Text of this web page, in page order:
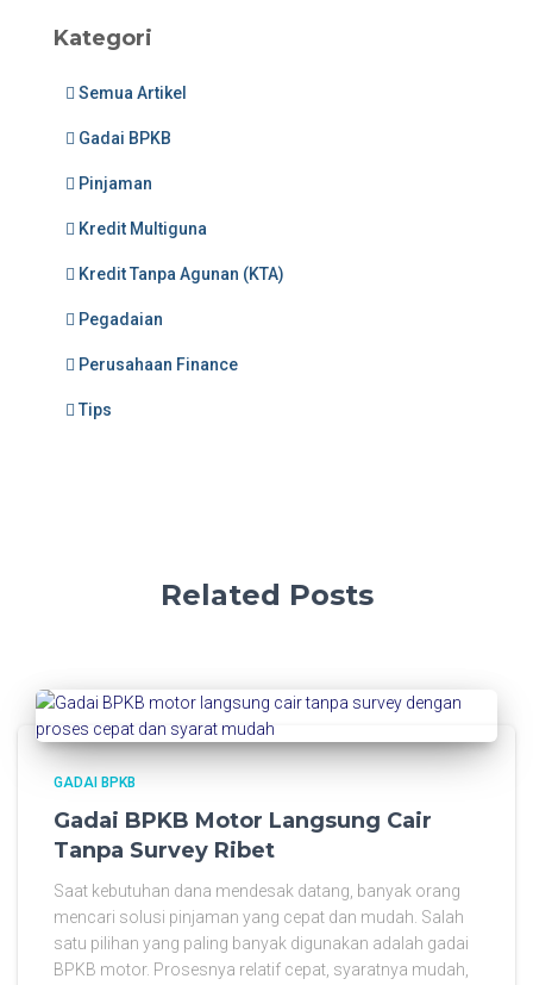
Kategori
Semua Artikel
Gadai BPKB
Pinjaman
Kredit Multiguna
Kredit Tanpa Agunan (KTA)
Pegadaian
Perusahaan Finance
Tips
Related Posts
GADAI BPKB
Gadai BPKB Motor Langsung Cair
Tanpa Survey Ribet
Saat kebutuhan dana mendesak datang, banyak orang
mencari solusi pinjaman yang cepat dan mudah. Salah
satu pilihan yang paling banyak digunakan adalah gadai
BPKB motor. Prosesnya relatif cepat, syaratnya mudah,